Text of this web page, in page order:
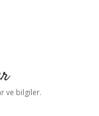
ve bilgiler.